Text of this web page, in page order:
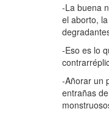
-La buena
el aborto,
-Eso es lo
-Añorar un
entrañas